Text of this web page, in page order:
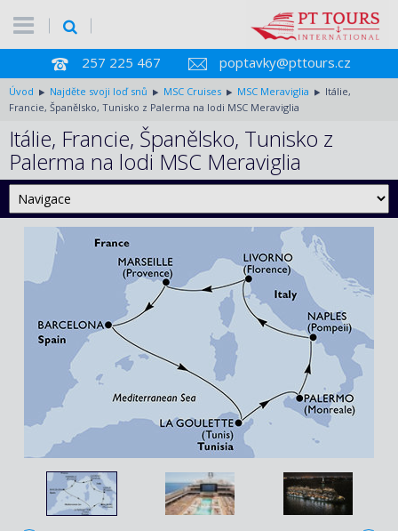
257 225 467 poptavky@pttours.cz
Úvod Najděte svoji loď snů MSC Cruises MSC Meraviglia
Itálie,
Francie, Španělsko, Tunisko z Palerma na lodi MSC Meraviglia
Itálie, Francie, Španělsko, Tunisko z
Palerma na lodi MSC Meraviglia